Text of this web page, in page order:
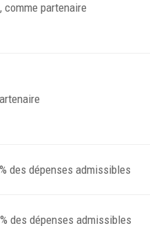
comme partenaire
des dépenses admissibles
des dépenses admissibles